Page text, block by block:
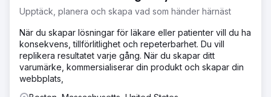
Upptäck, planera och skapa vad som händer härnäst
När du skapar lösningar för läkare eller patienter vill du ha
konsekvens, tillförlitlighet och repeterbarhet. Du vill
replikera resultatet varje gång. När du skapar ditt
varumärke, kommersialiserar din produkt och skapar din
webbplats,